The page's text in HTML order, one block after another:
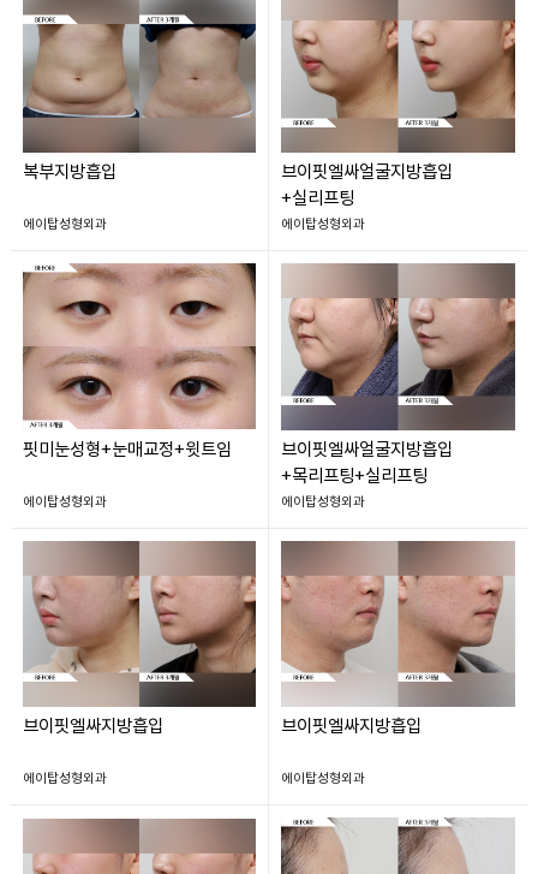
복부지방흡입
에이탑성형외과
브이핏엘싸얼굴지방흡입
+실리프팅
에이탑성형외과
핏미눈성형+눈매교정+윗트임
에이탑성형외과
브이핏엘싸얼굴지방흡입
+목리프팅+실리프팅
에이탑성형외과
브이핏엘싸지방흡입
에이탑성형외과
브이핏엘싸지방흡입
에이탑성형외과